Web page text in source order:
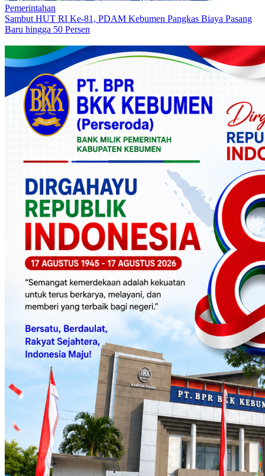
Pemerintahan
Sambut HUT RI Ke-81, PDAM Kebumen Pangkas Biaya Pasang
Baru hingga 50 Persen